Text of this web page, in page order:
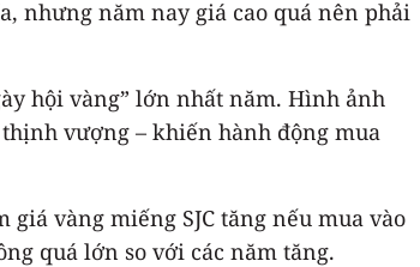
nhưng năm nay giá cao quá nên phải
hội vàng” lớn nhất năm. Hình ảnh
vượng – khiến hành động mua
vàng miếng SJC tăng nếu mua vào
quá lớn so với các năm tăng.